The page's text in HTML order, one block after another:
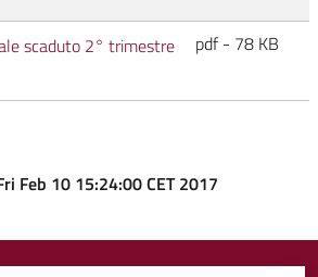
scaduto 2° trimestre
pdf - 78 KB
Feb 10 15:24:00 CET 2017